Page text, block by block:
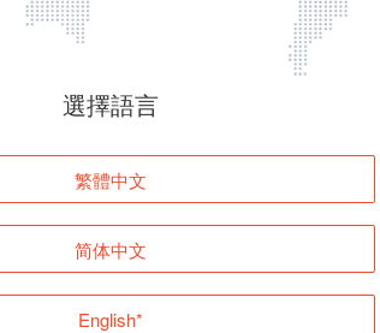
頁面無法顯示
登入
返回首頁
選擇語言
繁體中文
简体中文
English*